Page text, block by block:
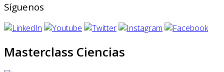
Síguenos
Masterclass Ciencias